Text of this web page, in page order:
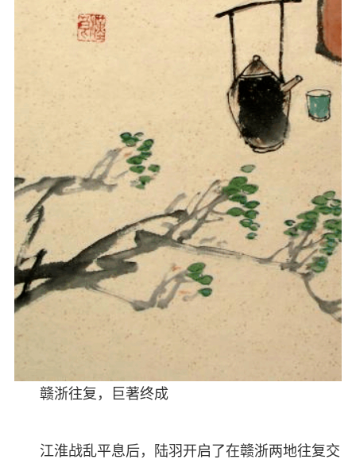
赣浙往复，巨著终成
江淮战乱平息后，陆羽开启了在赣浙两地往复交